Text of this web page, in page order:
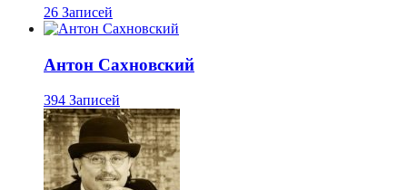
26 Записей
Антон Сахновский
394 Записей